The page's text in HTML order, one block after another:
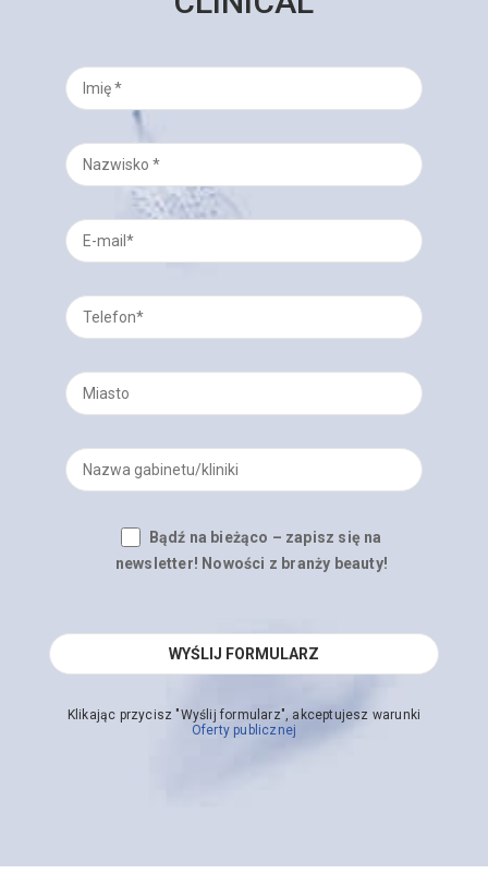
Bądź na bieżąco – zapisz się na
newsletter! Nowości z branży beauty!
Klikając przycisz "Wyślij formularz", akceptujesz warunki
Oferty publicznej